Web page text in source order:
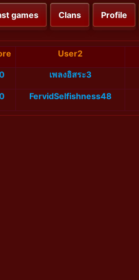
games Clans Profile
User2
เพลงอิสระ3
FervidSelfishness48